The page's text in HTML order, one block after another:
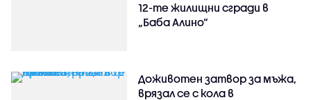
12-те жилищни сгради в
„Баба Алино“
Доживотен затвор за мъжа,
врязал се с кола в